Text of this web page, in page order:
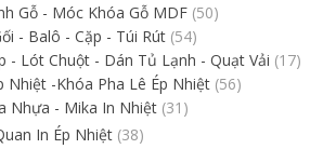
Gỗ - Móc Khóa Gỗ MDF (50)
- Balô - Cặp - Túi Rút (54)
- Lót Chuột - Dán Tủ Lạnh - Quạt Vải (17)
Nhiệt -Khóa Pha Lê Ép Nhiệt (56)
Nhựa - Mika In Nhiệt (31)
In Ép Nhiệt (38)